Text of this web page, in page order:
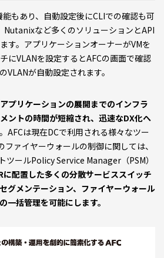
もあり、自動設定後にCLIでの確認も可
Nutanixなど多くのソリューションとAPI
す。アプリケーションオーナーがVMを
にVLANを設定するとAFCの画面で確認
VLANが自動設定されます。
アプリケーションの展開までのインフラ
ントの時間が短縮され、迅速なDX化へ
AFCは現在DCで利用される様々なツー
ファイヤーウォールの制御に関しては、
ールPolicy Service Manager（PSM）
に配置した多くの分散サービススイッチ
グメンテーション、ファイヤーウォール
一括管理を可能にします。